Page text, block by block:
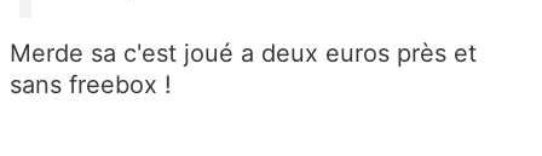
Merde sa c'est joué a deux euros près et
sans freebox !